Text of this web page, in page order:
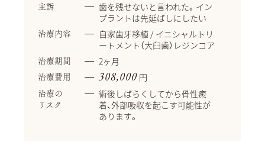
主訴
歯を残せないと言われた。イン
プラントは先延ばしにしたい
治療内容
自家歯牙移植 / イニシャルトリ
ートメント（大臼歯）レジンコア
治療期間 2ヶ月
治療費用 308,000 円
治療の
リスク
術後しばらくしてから骨性癒
着、外部吸収を起こす可能性が
あります。